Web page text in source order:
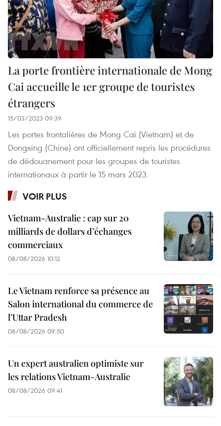
La porte frontière internationale de Mong
Cai accueille le 1er groupe de touristes
étrangers
15/03/2023 09:39
Les portes frontalières de Mong Cai (Vietnam) et de
Dongxing (Chine) ont officiellement repris les procédures
de dédouanement pour les groupes de touristes
internationaux à partir le 15 mars 2023.
VOIR PLUS
Vietnam-Australie : cap sur 20
milliards de dollars d’échanges
commerciaux
08/08/2026 10:12
Le Vietnam renforce sa présence au
Salon international du commerce de
l’Uttar Pradesh
08/08/2026 09:50
Un expert australien optimiste sur
les relations Vietnam-Australie
08/08/2026 09:41